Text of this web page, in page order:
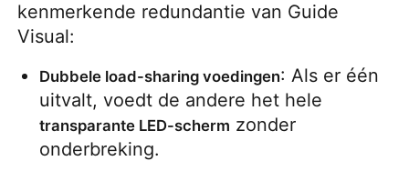
kenmerkende redundantie van Guide
Visual:
Dubbele load-sharing voedingen: Als er één
transparante LED-scherm zonder
onderbreking.